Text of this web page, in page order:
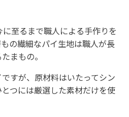
至るまで職人による手作りを
の繊細なパイ生地は職人が長
まもの。
すが、原材料はいたってシン
つには厳選した素材だけを使